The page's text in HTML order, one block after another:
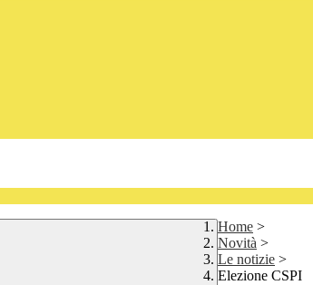
Home >
Novità >
Le notizie >
Elezione CSPI